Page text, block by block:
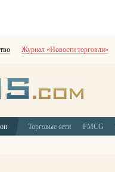
Журнал «Новости торговли»
Торговые сети FMCG